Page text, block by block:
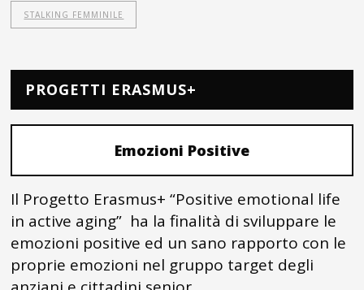
STALKING FEMMINILE
PROGETTI ERASMUS+
Emozioni Positive
Il Progetto Erasmus+ “Positive emotional life
in active aging” ha la finalità di sviluppare le
emozioni positive ed un sano rapporto con le
proprie emozioni nel gruppo target degli